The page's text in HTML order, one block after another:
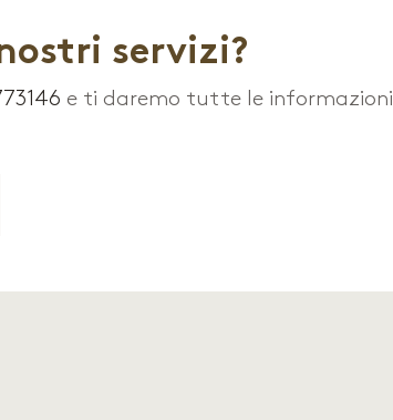
servizi?
e ti daremo tutte le informazioni